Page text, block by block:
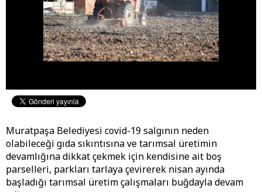
Muratpaşa Belediyesi covid-19 salgının neden
olabileceği gıda sıkıntısına ve tarımsal üretimin
devamlığına dikkat çekmek için kendisine ait boş
parselleri, parkları tarlaya çevirerek nisan ayında
başladığı tarımsal üretim çalışmaları buğdayla devam